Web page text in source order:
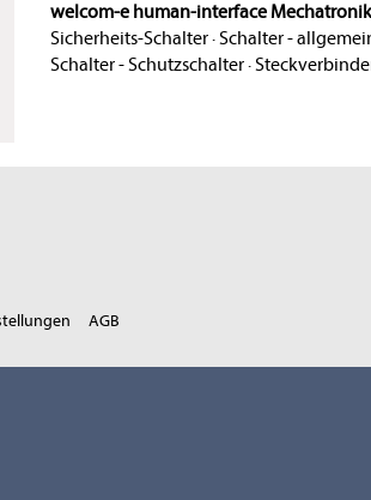
welcom-e human-interface
Sicherheits-Schalter·Schalter -
Schalter - Schutzschalter·
AGB